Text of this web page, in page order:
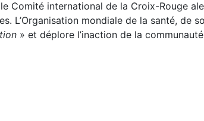
Comité international de la Croix-Rouge
L’Organisation mondiale de la santé, de
» et déplore l’inaction de la